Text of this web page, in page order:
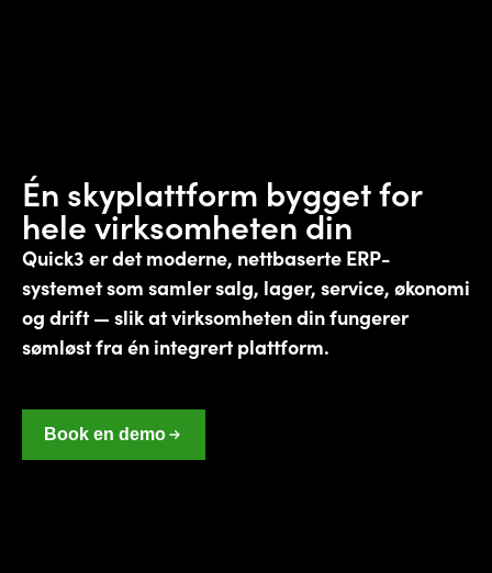
Én skyplattform bygget for
hele virksomheten din
Quick3 er det moderne, nettbaserte ERP-
systemet som samler salg, lager, service, økonomi
og drift — slik at virksomheten din fungerer
sømløst fra én integrert plattform.
Book en demo